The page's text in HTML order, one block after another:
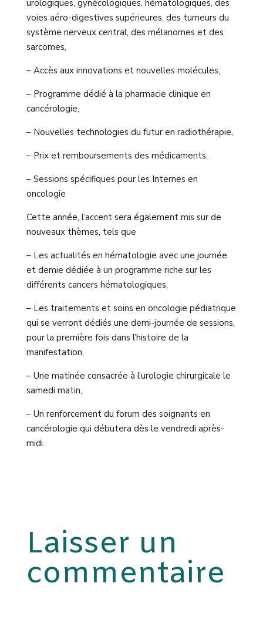
urologiques, gynécologiques, hématologiques, des
voies aéro-digestives supérieures, des tumeurs du
système nerveux central, des mélanomes et des
sarcomes,
– Accès aux innovations et nouvelles molécules,
– Programme dédié à la pharmacie clinique en
cancérologie,
– Nouvelles technologies du futur en radiothérapie,
– Prix et remboursements des médicaments,
– Sessions spécifiques pour les Internes en
oncologie
Cette année, l’accent sera également mis sur de
nouveaux thèmes, tels que
– Les actualités en hématologie avec une journée
et demie dédiée à un programme riche sur les
différents cancers hématologiques,
– Les traitements et soins en oncologie pédiatrique
qui se verront dédiés une demi-journée de sessions,
pour la première fois dans l’histoire de la
manifestation,
– Une matinée consacrée à l’urologie chirurgicale le
samedi matin,
– Un renforcement du forum des soignants en
cancérologie qui débutera dès le vendredi après-
midi.
Laisser un
commentaire